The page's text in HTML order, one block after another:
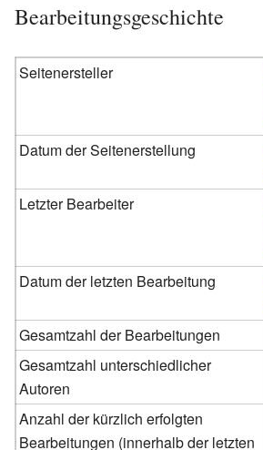
Bearbeitungsgeschichte
Seitenersteller
Datum der Seitenerstellung
Letzter Bearbeiter
Datum der letzten Bearbeitung
Gesamtzahl der Bearbeitungen
Gesamtzahl unterschiedlicher
Autoren
Anzahl der kürzlich erfolgten
Bearbeitungen (innerhalb der letzten